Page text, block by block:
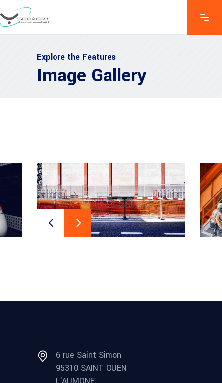
Explore the Features
Image Gallery
6 rue Saint Simon
95310 SAINT OUEN